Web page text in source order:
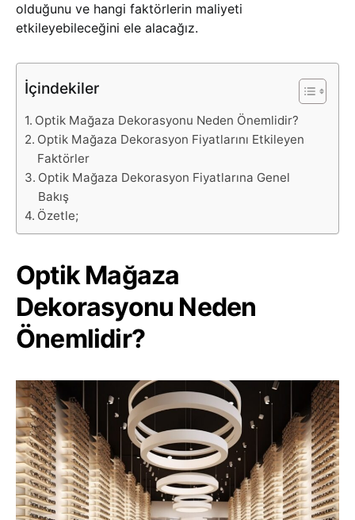
olduğunu ve hangi faktörlerin maliyeti
etkileyebileceğini ele alacağız.
İçindekiler
Optik Mağaza Dekorasyonu Neden Önemlidir?
Optik Mağaza Dekorasyon Fiyatlarını Etkileyen
Faktörler
Optik Mağaza Dekorasyon Fiyatlarına Genel
Bakış
Özetle;
Optik Mağaza
Dekorasyonu Neden
Önemlidir?